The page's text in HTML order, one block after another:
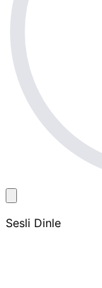
Sesli Dinle